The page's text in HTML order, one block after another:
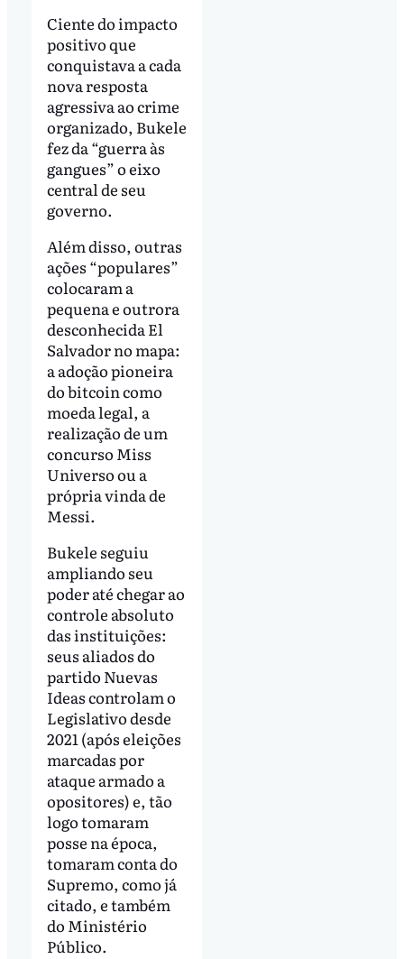
Ciente do impacto
positivo que
conquistava a cada
nova resposta
agressiva ao crime
organizado, Bukele
fez da “guerra às
gangues” o eixo
central de seu
governo.
Além disso, outras
ações “populares”
colocaram a
pequena e outrora
desconhecida El
Salvador no mapa:
a adoção pioneira
do bitcoin como
moeda legal, a
realização de um
concurso Miss
Universo ou a
própria vinda de
Messi.
Bukele seguiu
ampliando seu
poder até chegar ao
controle absoluto
das instituições:
seus aliados do
partido Nuevas
Ideas controlam o
Legislativo desde
2021 (após eleições
marcadas por
ataque armado a
opositores) e, tão
logo tomaram
posse na época,
tomaram conta do
Supremo, como já
citado, e também
do Ministério
Público.